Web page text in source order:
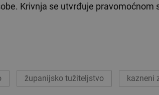
Krivnja se utvrđuje pravomoćnom
županijsko tužiteljstvo kazneni